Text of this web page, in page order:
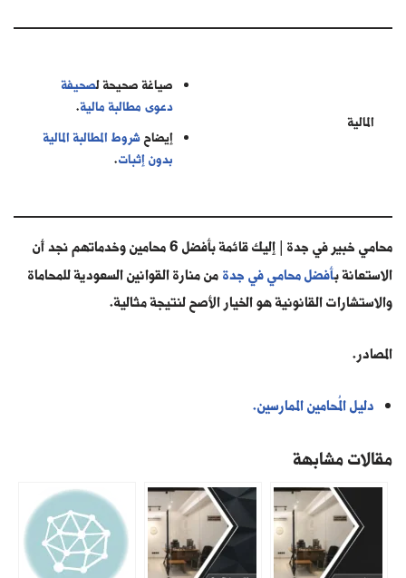
المالية
صياغة صحيحة لصحيفة
دعوى مطالبة مالية.
إيضاحشروط المطالبة المالية
بدون إثبات.
محامي خبير في جدة | إليك قائمة بأفضل 6 محامين وخدماتهم نجد أن
الاستعانة بأفضل محامي في جدةمن منارة القوانين السعودية للمحاماة
والاستشارات القانونية هو الخيار الأصح لنتيجة مثالية.
المصادر.
دليل المُحامين الممارسين.
مقالات مشابهة